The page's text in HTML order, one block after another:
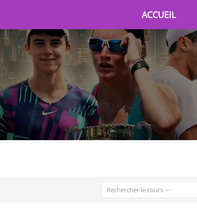
ACCUEIL